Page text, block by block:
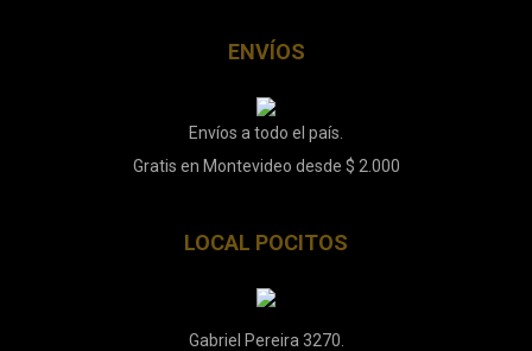
ENVÍOS
Envíos a todo el país.
Gratis en Montevideo desde $ 2.000
LOCAL POCITOS
Gabriel Pereira 3270.